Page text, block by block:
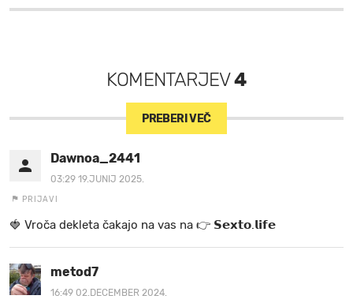
KOMENTARJEV4
PREBERI VEČ
Dawnoa_2441
03:29 19.JUNIJ 2025.
PRIJAVI
🍓 V r o č a d e k l e t a ča k a jo na va s n a 👉 𝗦𝗲𝘅𝘁𝗼.𝗹𝗶𝗳𝗲
metod7
16:49 02.DECEMBER 2024.